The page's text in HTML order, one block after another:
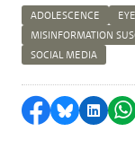
ADOLESCENCE
MISINFORMATION
SOCIAL MEDIA
Delen op
Delen via